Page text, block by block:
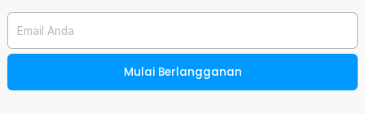
Email Anda
Mulai Berlangganan